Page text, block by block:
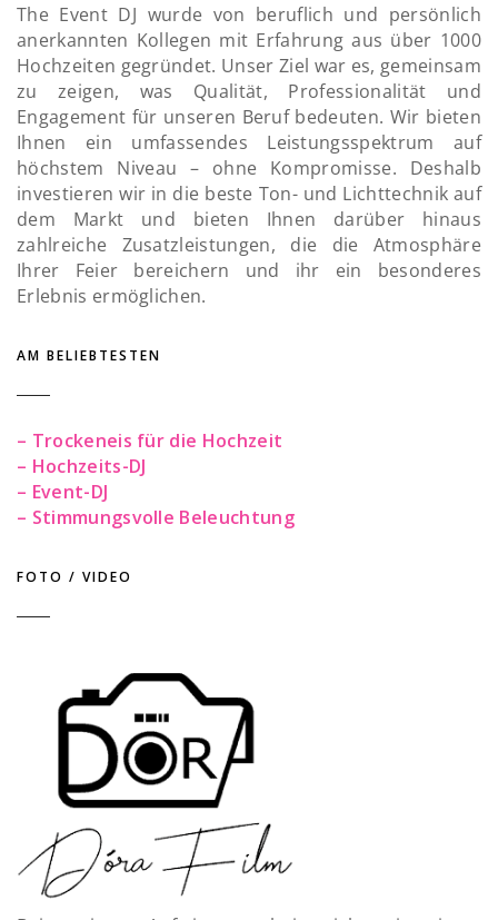
The Event DJ wurde von beruflich und persönlich
anerkannten Kollegen mit Erfahrung aus über 1000
Hochzeiten gegründet. Unser Ziel war es, gemeinsam
zu zeigen, was Qualität, Professionalität und
Engagement für unseren Beruf bedeuten. Wir bieten
Ihnen ein umfassendes Leistungsspektrum auf
höchstem Niveau – ohne Kompromisse. Deshalb
investieren wir in die beste Ton- und Lichttechnik auf
dem Markt und bieten Ihnen darüber hinaus
zahlreiche Zusatzleistungen, die die Atmosphäre
Ihrer Feier bereichern und ihr ein besonderes
Erlebnis ermöglichen.
AM BELIEBTESTEN
– Trockeneis für die Hochzeit
– Hochzeits-DJ
– Event-DJ
– Stimmungsvolle Beleuchtung
FOTO / VIDEO